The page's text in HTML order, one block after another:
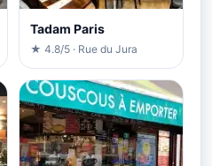
Tadam Paris
★ 4.8/5 · Rue du Jura